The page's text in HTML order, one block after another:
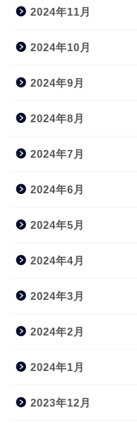
2024年11月
2024年10月
2024年9月
2024年8月
2024年7月
2024年6月
2024年5月
2024年4月
2024年3月
2024年2月
2024年1月
2023年12月